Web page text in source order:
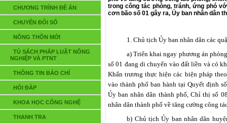
CHƯƠNG TRÌNH ĐỀ ÁN
CHUYỂN ĐỔI SỐ
NÔNG THÔN MỚI
TỦ SÁCH PHÁP LUẬT NÔNG
NGHIỆP VÀ PTNT
THÔNG TIN BÁO CHÍ
HỎI ĐÁP
KHOA HỌC CÔNG NGHỆ
THANH TRA
trong công tác phòng, tránh, ứng phó
cơn bão số 01 gây ra, Ủy ban nhân dân
1. Chủ tịch Ủy ban nhân dân các
a) Triển khai ngay phương án
số 01 đang di chuyển vào đất liền và có
Khẩn trương thực hiện các biện pháp
vào thành phố ban hành tại Quyết định
Ủy ban nhân dân thành phố, Chỉ thị số
nhân dân thành phố về tăng cường công
b) Chủ tịch Ủy ban nhân dân